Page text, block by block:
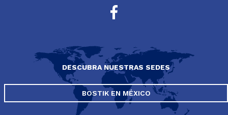
DESCUBRA NUESTRAS SEDES
BOSTIK EN MÉXICO